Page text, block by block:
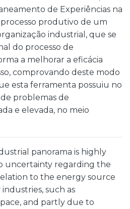
de Experiências na
produtivo de um
industrial, que se
do processo de
a melhorar a eficácia
comprovando deste modo
esta ferramenta possuiu no
problemas de
e elevada, no meio
panorama is highly
uncertainty regarding the
to the energy source
such as
and partly due to